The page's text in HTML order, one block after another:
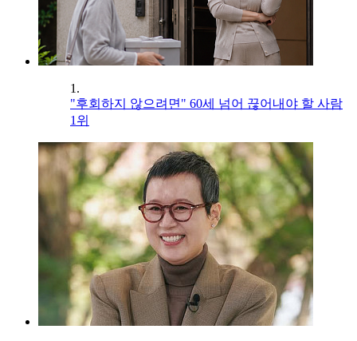
1.
"후회하지 않으려면" 60세 넘어 끊어내야 할 사람
1위